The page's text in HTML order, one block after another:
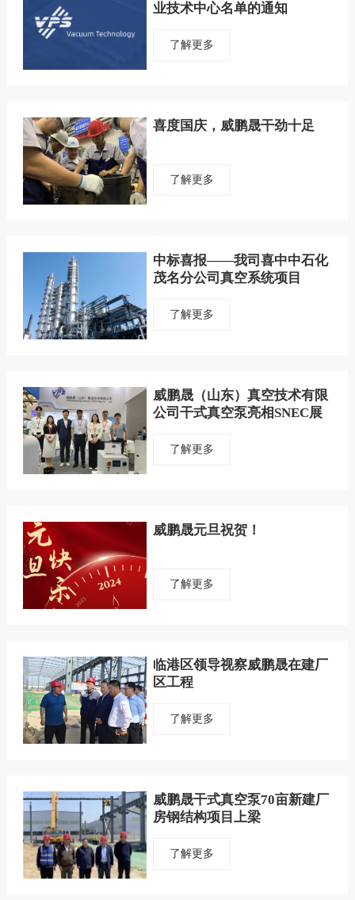
业技术中心名单的通知
了解更多
喜度国庆，威鹏晟干劲十足
了解更多
中标喜报——我司喜中中石化
茂名分公司真空系统项目
了解更多
威鹏晟（山东）真空技术有限
公司干式真空泵亮相SNEC展
了解更多
威鹏晟元旦祝贺！
了解更多
临港区领导视察威鹏晟在建厂
区工程
了解更多
威鹏晟干式真空泵70亩新建厂
房钢结构项目上梁
了解更多